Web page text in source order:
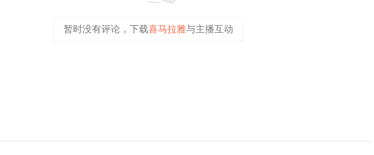
暂时没有评论，下载喜马拉雅与主播互动